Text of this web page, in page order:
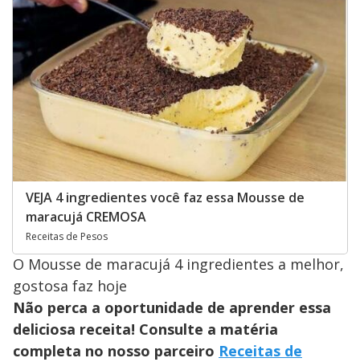
VEJA 4 ingredientes você faz essa Mousse de
maracujá CREMOSA
Receitas de Pesos
O Mousse de maracujá 4 ingredientes a melhor,
gostosa faz hoje
Não perca a oportunidade de aprender essa
deliciosa receita! Consulte a matéria
completa no nosso parceiro Receitas de